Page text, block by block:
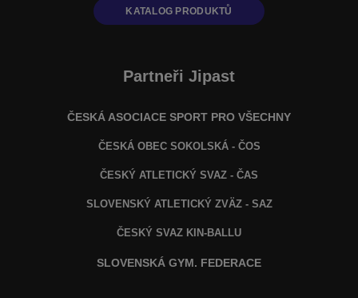
KATALOG PRODUKTŮ
Partneři Jipast
ČESKÁ ASOCIACE SPORT PRO VŠECHNY
ČESKÁ OBEC SOKOLSKÁ - ČOS
ČESKÝ ATLETICKÝ SVAZ - ČAS
SLOVENSKÝ ATLETICKÝ ZVÄZ- SAZ
ČESKÝ SVAZ KIN-BALLU
SLOVENSKÁ GYM. FEDERACE